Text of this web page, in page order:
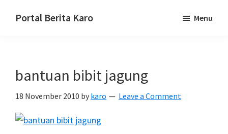
Portal Berita Karo
Karo,
Karo.
Menu
bantuan bibit jagung
18 November 2010 by karo Leave a Comment